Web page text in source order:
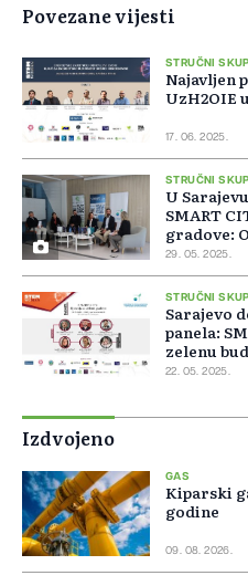
Povezane vijesti
STRUČNI
Najavljen
UzH2OIE
17. 06. 2025.
STRUČNI
U
SMART
gradove:
29. 05. 2025.
STRUČNI
Sarajevo
panela:
zelenu
22. 05. 2025.
Izdvojeno
GAS
Kiparski
godine
09. 08. 2026.